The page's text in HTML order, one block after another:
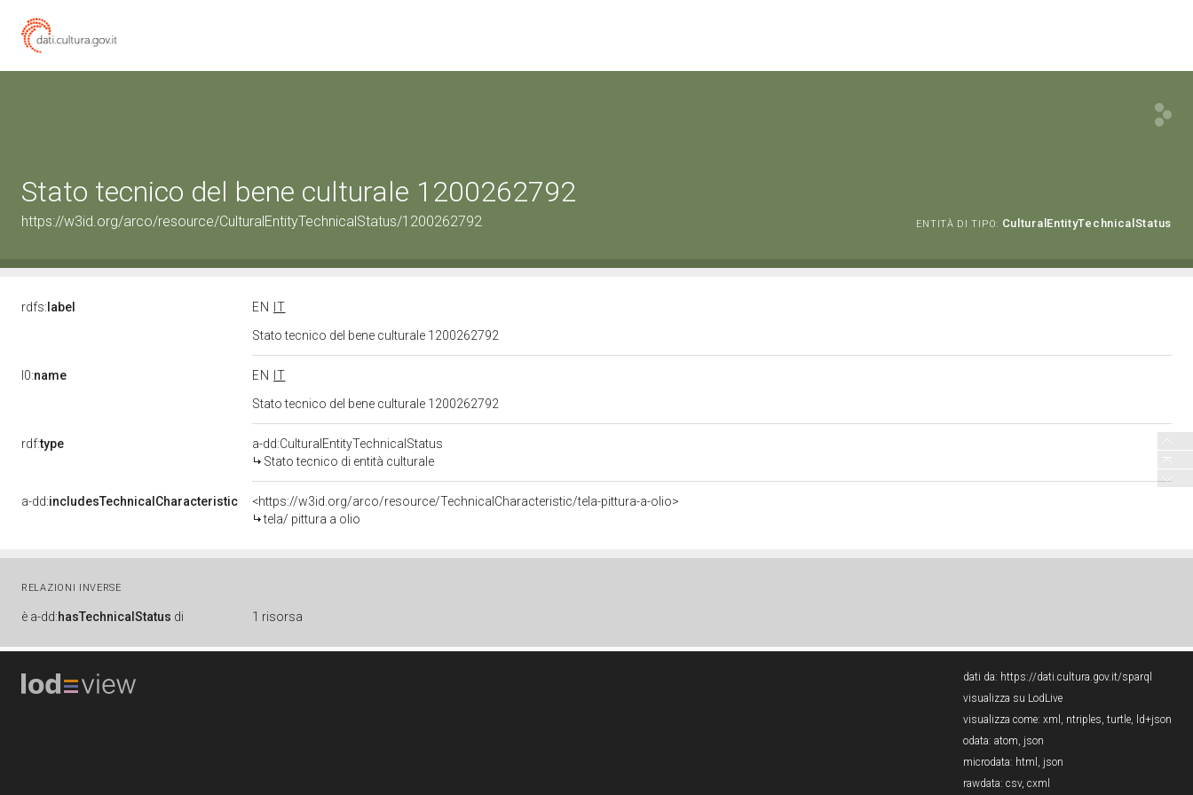
Stato tecnico del bene culturale 1200262792
https://w3id.org/arco/resource/CulturalEntityTechnicalStatus/1200262792 ENTITÀ DI TIPO: CulturalEntityTechnicalStatus
rdfs: label EN
IT
Stato tecnico del bene culturale 1200262792
l0:name EN
IT
Stato tecnico del bene culturale 1200262792
rdf:type
a-dd:CulturalEntityTechnicalStatus
Stato tecnico di entità culturale
a-dd:includesTechnicalCharacteristic
<https://w3id.org/arco/resource/TechnicalCharacteristic/tela-pittura-a-olio>
tela/ pittura a olio
RELAZIONI INVERSE
è a-dd:hasTechnicalStatus di 1 risorsa
dati da: https://dati.cultura.gov.it/sparql
visualizza su LodLive
visualizza come: xml , ntriples, turtle, ld+json
odata: atom, json
microdata: html , json
rawdata: csv, cxml